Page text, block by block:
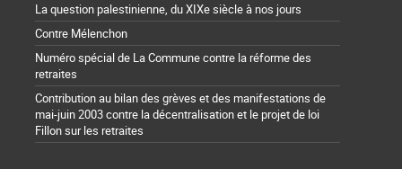
La question palestinienne, du XIXe siècle à nos jours
Contre Mélenchon
Numéro spécial de La Commune contre la réforme des
retraites
Contribution au bilan des grèves et des manifestations de
mai-juin 2003 contre la décentralisation et le projet de loi
Fillon sur les retraites